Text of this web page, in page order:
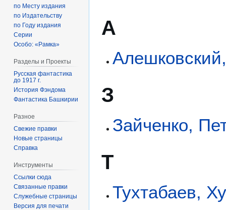
А
З
Зайченко,
Т
Тухтабаев,
по Месту издания
по Издательству
по Году издания
Серии
Особо: «Рамка»
Разделы и Проекты
Русская фантастика
до 1917 г.
История Фэндома
Фантастика Башкирии
Разное
Свежие правки
Новые страницы
Справка
Инструменты
Ссылки сюда
Связанные правки
Служебные страницы
Версия для печати